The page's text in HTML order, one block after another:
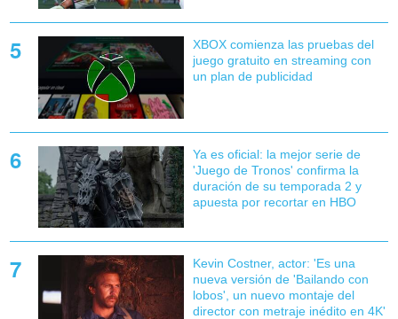
XBOX comienza las pruebas del
juego gratuito en streaming con
un plan de publicidad
Ya es oficial: la mejor serie de
'Juego de Tronos' confirma la
duración de su temporada 2 y
apuesta por recortar en HBO
Kevin Costner, actor: 'Es una
nueva versión de 'Bailando con
lobos', un nuevo montaje del
director con metraje inédito en 4K'